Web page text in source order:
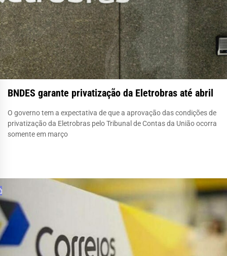
BNDES garante privatização da Eletrobras até abril
O governo tem a expectativa de que a aprovação das condições de
privatização da Eletrobras pelo Tribunal de Contas da União ocorra
somente em março